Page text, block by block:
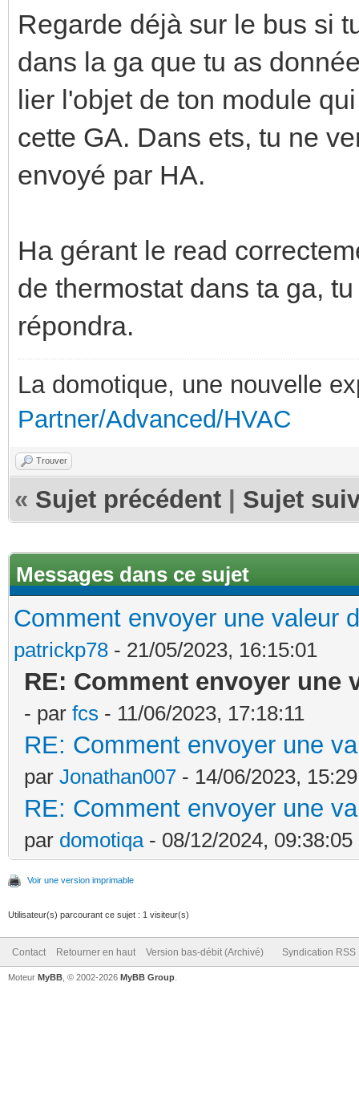
Regarde déjà sur le bus si
dans la ga que tu as
lier l'objet de ton module
cette GA. Dans ets, tu ne
envoyé par HA.
Ha gérant le read
de thermostat dans ta ga,
répondra.
La domotique, une nouvelle
Partner/Advanced/HVAC
Trouver
« Sujet précédent Sujet
Messages dans ce sujet
Comment envoyer une valeur
patrickp78 - 21/05/2023, 16:15:01
RE: Comment envoyer une
- par fcs - 11/06/2023, 17:18:11
RE: Comment envoyer une
par Jonathan007 - 14/06/2023,
RE: Comment envoyer une
par domotiqa- 08/12/2024, 09:38:05
Voir une version imprimable
Utilisateur(s) parcourant ce sujet : 1 visiteur(s)
Contact Retourner en haut Version bas-débit (Archivé) Syndication RSS
Moteur MyBB , © 2002-2026 MyBB Group